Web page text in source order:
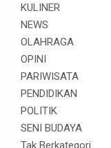
KULINER
NEWS
OLAHRAGA
OPINI
PARIWISATA
PENDIDIKAN
POLITIK
SENI BUDAYA
Tak Berkategori